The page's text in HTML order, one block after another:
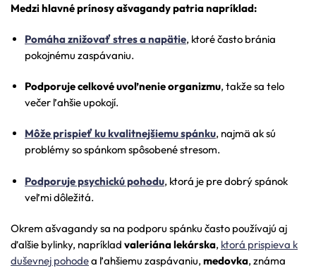
Medzi hlavné prínosy ašvagandy patria napríklad:
Pomáha znižovať stres a napätie, ktoré často bránia
pokojnému zaspávaniu.
Podporuje celkové uvoľnenie organizmu, takže sa telo
večer ľahšie upokojí.
Môže prispieť ku kvalitnejšiemu spánku, najmä ak sú
problémy so spánkom spôsobené stresom.
Podporuje psychickú pohodu, ktorá je pre dobrý spánok
veľmi dôležitá.
Okrem ašvagandy sa na podporu spánku často používajú aj
ďalšie bylinky, napríklad valeriána lekárska, ktorá prispieva k
duševnej pohodea ľahšiemu zaspávaniu, medovka, známa